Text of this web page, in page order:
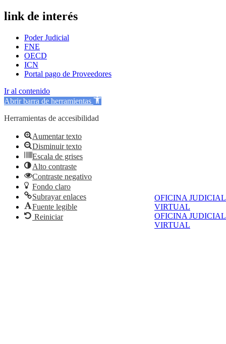
OFICINA JUDICIAL
VIRTUAL
OFICINA JUDICIAL
VIRTUAL
link de interés
Poder Judicial
FNE
OECD
ICN
Portal pago de Proveedores
Ir al contenido
Abrir barra de herramientas
Herramientas de accesibilidad
Aumentar texto
Disminuir texto
Escala de grises
Alto contraste
Contraste negativo
Fondo claro
Subrayar enlaces
Fuente legible
Reiniciar